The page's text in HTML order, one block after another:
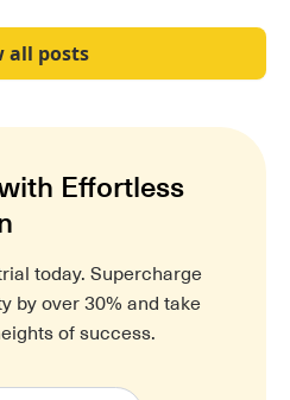
all posts
Effortless
today. Supercharge
by over 30% and take
of success.